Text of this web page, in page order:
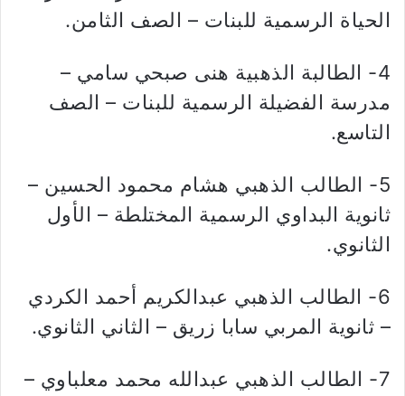
الحياة الرسمية للبنات – الصف الثامن.
4- الطالبة الذهبية هنى صبحي سامي –
مدرسة الفضيلة الرسمية للبنات – الصف
التاسع.
5- الطالب الذهبي هشام محمود الحسين –
ثانوية البداوي الرسمية المختلطة – الأول
الثانوي.
6- الطالب الذهبي عبدالكريم أحمد الكردي
– ثانوية المربي سابا زريق – الثاني الثانوي.
7- الطالب الذهبي عبدالله محمد معلباوي –